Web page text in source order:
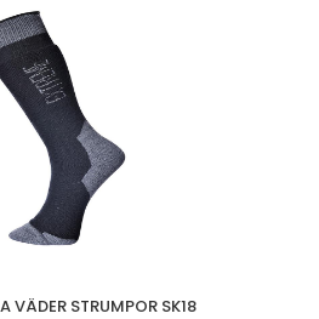
VÄDER STRUMPOR SK18